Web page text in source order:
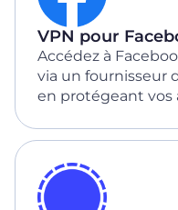
VPN pour
Accédez à
via un fournisseur
en protégeant vos